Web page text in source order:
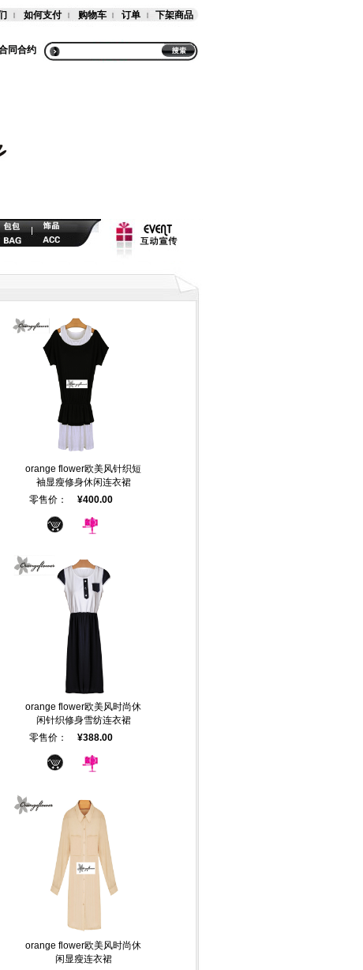
如何支付 购物车 订单 下架商品
同合约
orange flower欧美风针织短
袖显瘦修身休闲连衣裙
零售价：
¥400.00
orange flower欧美风时尚休
闲针织修身雪纺连衣裙
零售价：
¥388.00
orange flower欧美风时尚休
闲显瘦连衣裙